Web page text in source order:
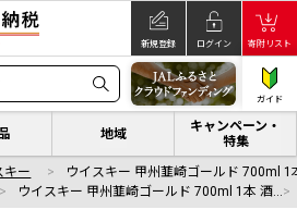
新規登録 ログイン 寄附リスト
ガイド
地域
キャンペーン・
特集
キー
ウイスキー 甲州韮崎ゴールド 700ml 1
ウイスキー 甲州韮崎ゴールド 700ml 1本 酒…